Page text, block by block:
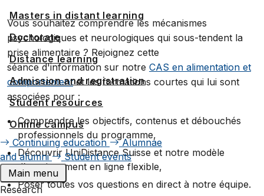
Masters in distant learning
Doctorate
Distance learning
Admission and registration
Student resources
Online campus
Continuing education
Alumnae
and alumni
Student events
Main menu
Research
Vous souhaitez comprendre les mécanismes
psychologiques et neurologiques qui sous-tendent la
prise alimentaire ? Rejoignez cette
séance d'information sur notre CAS en alimentation et
comportementet les formations courtes qui lui sont
associées pour :
Comprendre les objectifs, contenus et débouchés
professionnels du programme,
Découvrir UniDistance Suisse et notre modèle
d’enseignement en ligne flexible,
Poser toutes vos questions en direct à notre équipe.